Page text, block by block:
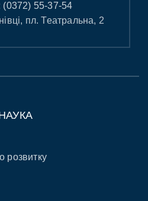
(0372) 55-37-54
пл. Театральна, 2
розвитку